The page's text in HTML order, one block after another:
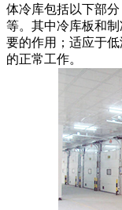
体冷库包括以下部
等。其中冷库板和
要的作用；适应于
的正常工作。